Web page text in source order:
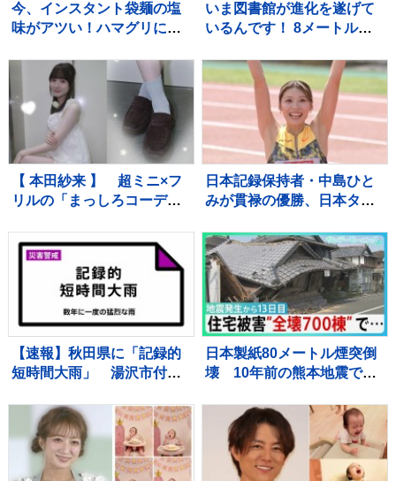
今、インスタント袋麺の塩
味がアツい！ハマグリに毛
麺も！専門家ゲキ推しの7品
を大家族が1週間ガチ比較！
【それスタ】
いま図書館が進化を遂げて
いるんです！ 8メートルの
ー、音楽スタジオまで！ 図
書館の専門家が厳選した進
化系図書館ベスト7をご紹
介！
【 本田紗来 】 超ミニ×フ
リルの「まっしろコーデ」
わ！」と絶賛 「天使すぎ
っ」可愛さにファン歓喜
日本記録保持者・中島ひと
みが貫禄の優勝、日本タイ
を制す 予選で12秒62の日
本新をマーク【陸上・富士
北麓ワールドトライアル】
【速報】秋田県に「記録的
短時間大雨」 湯沢市付近
な雨 災害警戒 9日13:49時
日本製紙80メートル煙突倒
壊 10年前の熊本地震で補
本“避難解除”前になぜ再入
館？下水管破損で田んぼ
に“汚水” 直下に断層 住
宅被害は・・【サンデーモ